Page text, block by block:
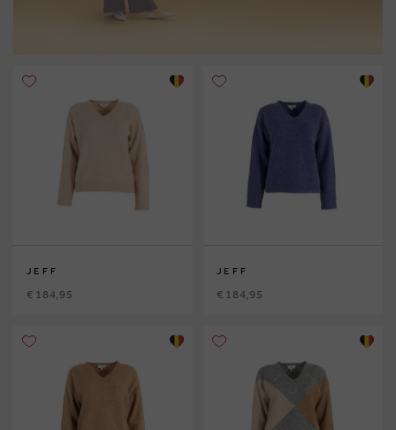
JEFF
€ 184,95
JEFF
€ 184,95